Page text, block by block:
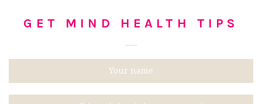
GET MIND HEALTH TIPS